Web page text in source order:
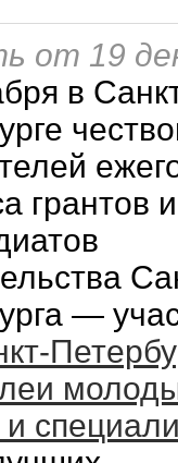
от 19
в
грантов и
—